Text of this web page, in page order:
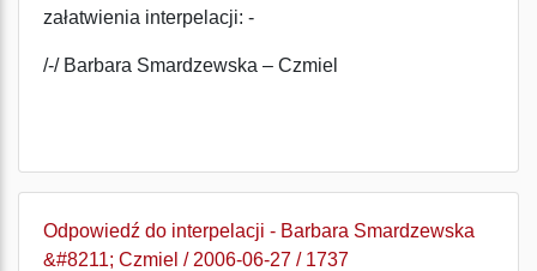
załatwienia interpelacji: -
/-/ Barbara Smardzewska – Czmiel
Odpowiedź do interpelacji - Barbara Smardzewska
&#8211; Czmiel / 2006-06-27 / 1737